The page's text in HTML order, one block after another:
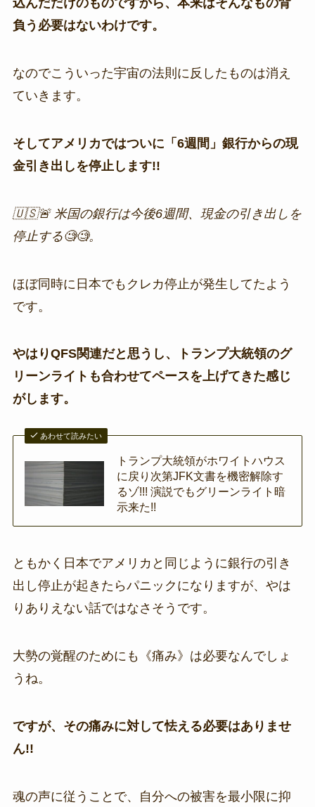
込んだだけのものですから、本来はそんなもの背
負う必要はないわけです。
なのでこういった宇宙の法則に反したものは消え
ていきます。
そしてアメリカではついに「6週間」銀行からの現
金引き出しを停止します!!
🇺🇸🚨 米国の銀行は今後6週間、現金の引き出しを
停止する🧐🧐。
ほぼ同時に日本でもクレカ停止が発生してたよう
です。
やはりQFS関連だと思うし、トランプ大統領のグ
リーンライトも合わせてペースを上げてきた感じ
がします。
あわせて読みたい
トランプ大統領がホワイトハウス
に戻り次第JFK文書を機密解除す
るゾ!!! 演説でもグリーンライト暗
示来た!!
ともかく日本でアメリカと同じように銀行の引き
出し停止が起きたらパニックになりますが、やは
りありえない話ではなさそうです。
大勢の覚醒のためにも《痛み》は必要なんでしょ
うね。
ですが、その痛みに対して怯える必要はありませ
ん!!
魂の声に従うことで、自分への被害を最小限に抑